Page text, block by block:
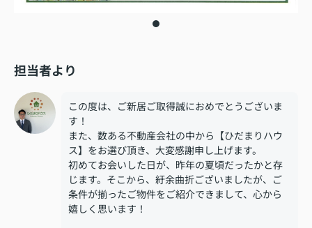
担当者より
この度は、ご新居ご取得誠におめでとうございま
す！
また、数ある不動産会社の中から【ひだまりハウ
ス】をお選び頂き、大変感謝申し上げます。
初めてお会いした日が、昨年の夏頃だったかと存
じます。そこから、紆余曲折ございましたが、ご
条件が揃ったご物件をご紹介できまして、心から
嬉しく思います！